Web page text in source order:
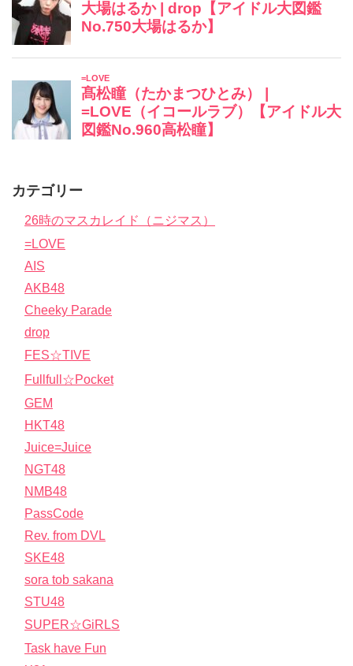
カテゴリー
26時のマスカレイド（ニジマス）
=LOVE
AIS
AKB48
Cheeky Parade
drop
FES☆TIVE
Fullfull☆Pocket
GEM
HKT48
Juice=Juice
NGT48
NMB48
PassCode
Rev. from DVL
SKE48
sora tob sakana
STU48
SUPER☆GiRLS
Task have Fun